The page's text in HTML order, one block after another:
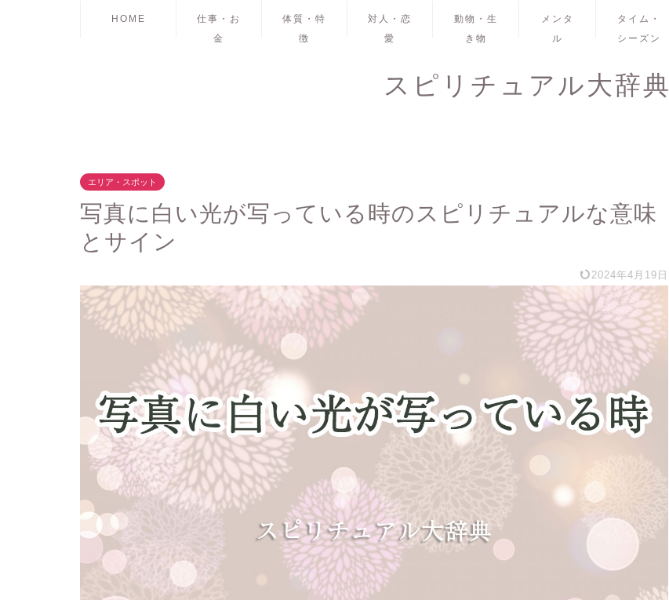
HOME
仕事・お
金
体質・特
徴
対人・恋
愛
動物・生
き物
メンタ
ル
タイム・
シーズン
スピリチュアル大辞典
エリア・スポット
写真に白い光が写っている時のスピリチュアルな意味
とサイン
2024年4月19日